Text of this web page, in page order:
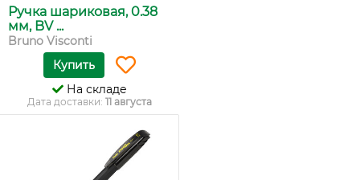
Ручка шариковая, 0.38
мм, BV ...
Bruno Visconti
Купить
На складе
Дата доставки: 11 августа